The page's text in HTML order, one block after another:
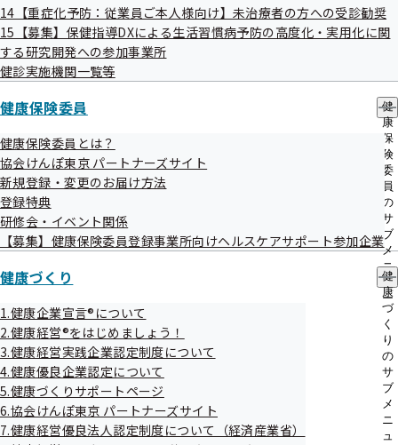
14【重症化予防：従業員ご本人様向け】未治療者の方への受診勧奨
15【募集】保健指導DXによる生活習慣病予防の高度化・実用化に関
する研究開発への参加事業所
健診実施機関一覧等
健康保険委員
健
康
保
険
委
員
の
サ
ブ
メ
ニ
ュ
ー
健康保険委員とは？
協会けんぽ東京 パートナーズサイト
新規登録・変更のお届け方法
登録特典
研修会・イベント関係
【募集】健康保険委員登録事業所向けヘルスケアサポート参加企業
健康づくり
健
康
づ
く
り
の
サ
ブ
メ
ニ
ュ
1.健康企業宣言®について
2.健康経営®をはじめましょう！
3.健康経営実践企業認定制度について
4.健康優良企業認定について
5.健康づくりサポートページ
6.協会けんぽ東京 パートナーズサイト
7.健康経営優良法人認定制度について（経済産業省）
と連携していきます
受動喫煙防止の取組み
風しんの追加的対策に伴う抗体検査・定期予
防接種について
協会けんぽTOP都道府県支部
地方自治体及び関係団体との連携協定世田谷区
風しんの追加的対策に伴う抗体検査・定期予防接種について